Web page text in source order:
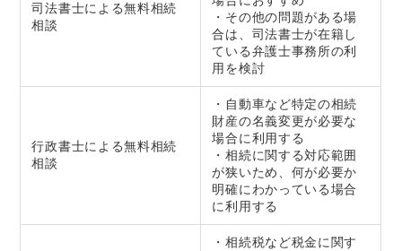
司法書士による無料相続
相談
・その他の問題がある場
合は、司法書士が在籍し
ている弁護士事務所の利
用を検討
行政書士による無料相続
相談
・自動車など特定の相続
財産の名義変更が必要な
場合に利用する
・相続に関する対応範囲
が狭いため、何が必要か
明確にわかっている場合
に利用する
・相続税など税金に関す